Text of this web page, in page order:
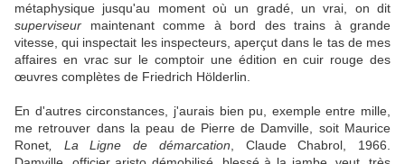
métaphysique jusqu'au moment où un gradé, un vrai, on dit
superviseur maintenant comme à bord des trains à grande
vitesse, qui inspectait les inspecteurs, aperçut dans le tas de mes
affaires en vrac sur le comptoir une édition en cuir rouge des
œuvres complètes de Friedrich Hölderlin.
En d'autres circonstances, j'aurais bien pu, exemple entre mille,
me retrouver dans la peau de Pierre de Damville, soit Maurice
Ronet , La Ligne de démarcation , Claude Chabrol, 1966.